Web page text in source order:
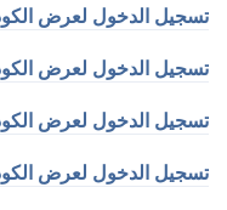
تسجيل الدخول لعرض
تسجيل الدخول لعرض
تسجيل الدخول لعرض
تسجيل الدخول لعرض